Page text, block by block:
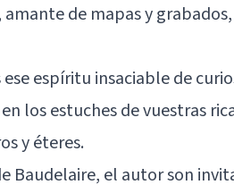
amante de mapas y
ese espíritu insaciable de
los estuches de vuestras
y éteres.
Baudelaire, el autor son